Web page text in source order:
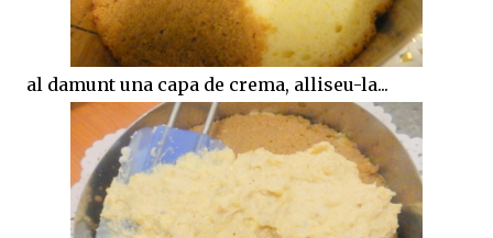
al damunt una capa de crema, alliseu-la...